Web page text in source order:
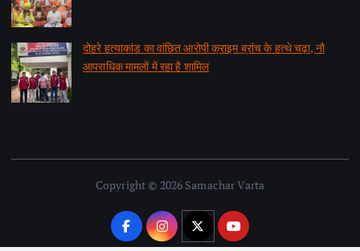
दोहरे हत्याकांड का वांछित आरोपी क्राइम ब्रांच के हत्थे चढ़ा, नौ
आपराधिक मामलों में रहा है शामिल
Copyright © 2026 Samachar Varta